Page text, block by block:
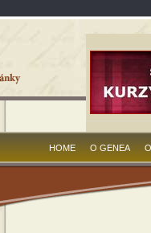
HOME O GENEA